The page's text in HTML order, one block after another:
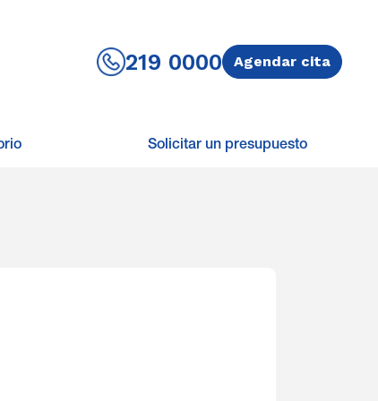
219 0000 Agendar cita
Solicitar un presupuesto